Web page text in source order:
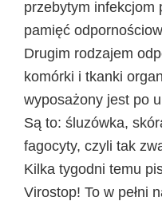
przebytym infekcjom
pamięć
Drugim rodzajem
komórki i tkanki
wyposażony jest po
Są to: śluzówka,
fagocyty, czyli tak
Kilka tygodni temu
Virostop! To w pełni